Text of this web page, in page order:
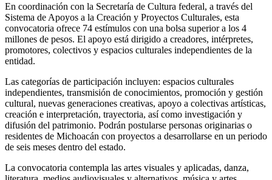
En coordinación con la Secretaría de Cultura federal, a través del
Sistema de Apoyos a la Creación y Proyectos Culturales, esta
convocatoria ofrece 74 estímulos con una bolsa superior a los 4
millones de pesos. El apoyo está dirigido a creadores, intérpretes,
promotores, colectivos y espacios culturales independientes de la
entidad.
Las categorías de participación incluyen: espacios culturales
independientes, transmisión de conocimientos, promoción y gestión
cultural, nuevas generaciones creativas, apoyo a colectivas artísticas,
creación e interpretación, trayectoria, así como investigación y
difusión del patrimonio. Podrán postularse personas originarias o
residentes de Michoacán con proyectos a desarrollarse en un periodo
de seis meses dentro del estado.
La convocatoria contempla las artes visuales y aplicadas, danza,